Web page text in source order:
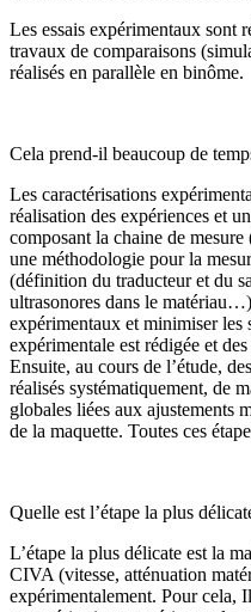
Les essais expérimentaux sont
travaux de comparaisons
réalisés en parallèle en binôme.
Cela prend-il beaucoup de
Les caractérisations
réalisation des expériences et
composant la chaine de
une méthodologie pour la
(définition du traducteur et du
ultrasonores dans le
expérimentaux et minimiser les
expérimentale est rédigée et
Ensuite, au cours de l’étude,
réalisés systématiquement, de
globales liées aux ajustements
de la maquette. Toutes ces
Quelle est l’étape la plus
L’étape la plus délicate est la
CIVA (vitesse, atténuation
expérimentalement. Pour cela,